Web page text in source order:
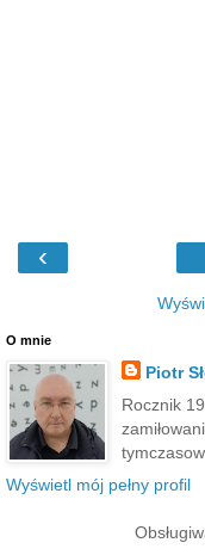
‹
O mnie
Piotr
Rocznik
Wyświetl mój pełny profil